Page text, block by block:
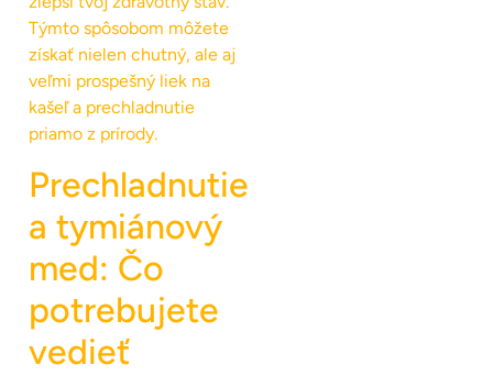
Týmto spôsobom môžete
získať nielen chutný, ale aj
veľmi prospešný liek na
kašeľ a prechladnutie
priamo z prírody.
Prechladnutie
a tymiánový
med: Čo
potrebujete
vedieť